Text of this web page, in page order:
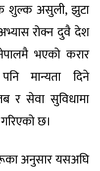
शुल्क असुली, झुटा
रोक्न दुवै देश
भएको करार
मान्यता दिने
र सेवा सुविधामा
छ।
अनुसार यसअघि